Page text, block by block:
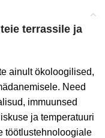
terrassile ja
ainult ökoloogilised,
Need
immuunsed
ja temperatuuri
töötlustehnoloogiale